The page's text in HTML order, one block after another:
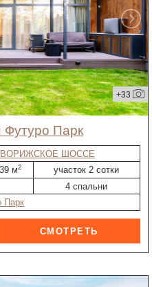
+33
Футуро Парк
ШОССЕ
м2
участок 2 сотки
4 спальни
Парк